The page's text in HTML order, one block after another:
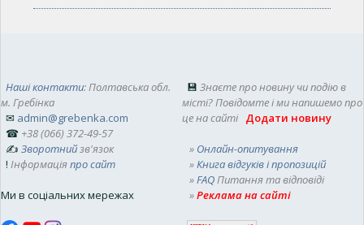
Наші контакти: Полтавська обл.
м. Гребінка
✉ admin@grebenka.com
☎ +38 (066) 372-49-57
✍ Зворотнийзв'язок
! Інформаціяпро сайт
Ми в соціальних мережах
💾 Знаєте про новину чи подію в
місті? Повідомте і ми напишемо про
це на сайті Додати новину
» Онлайн-опитування
»Книга відгуків і пропозицій
»FAQПитання та відповіді
»Реклама на сайті